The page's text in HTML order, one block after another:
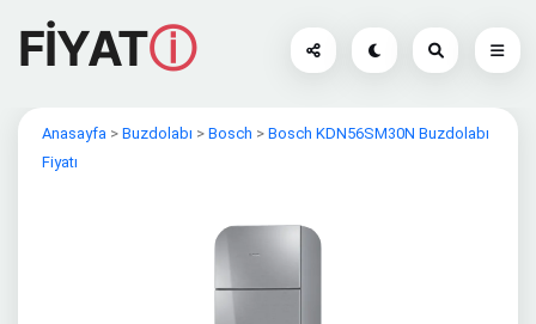
FİYATⓘ
Anasayfa > Buzdolabı > Bosch > Bosch KDN56SM30N Buzdolabı
Fiyatı